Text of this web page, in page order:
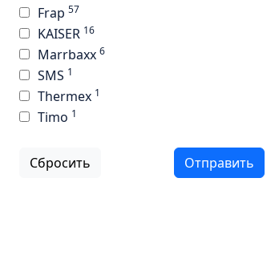
Frap 57
KAISER 16
Marrbaxx 6
SMS 1
Thermex 1
Timo 1
Сбросить Отправить